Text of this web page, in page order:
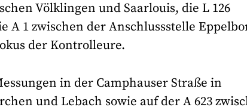
Völklingen und Saarlouis, die L 126
A 1 zwischen der Anschlussstelle
der Kontrolleure.
in der Camphauser Straße in
und Lebach sowie auf der A 623